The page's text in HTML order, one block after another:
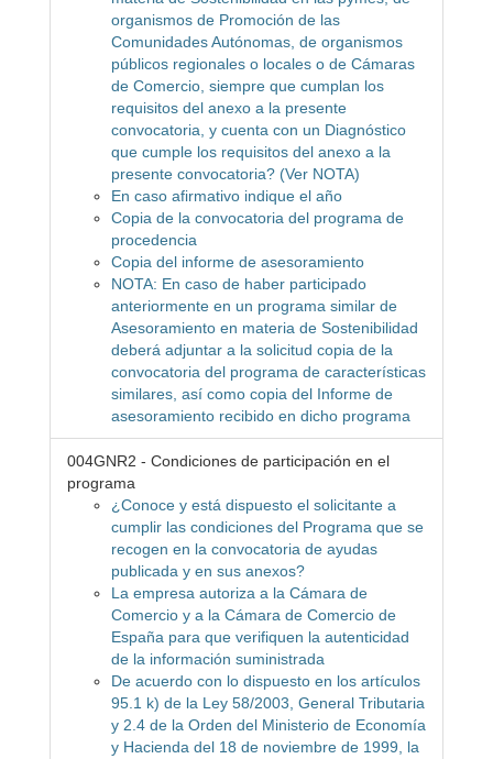
organismos de Promoción de las
Comunidades Autónomas, de organismos
públicos regionales o locales o de Cámaras
de Comercio, siempre que cumplan los
requisitos del anexo a la presente
convocatoria, y cuenta con un Diagnóstico
que cumple los requisitos del anexo a la
presente convocatoria? (Ver NOTA)
En caso afirmativo indique el año
Copia de la convocatoria del programa de
procedencia
Copia del informe de asesoramiento
NOTA: En caso de haber participado
anteriormente en un programa similar de
Asesoramiento en materia de Sostenibilidad
deberá adjuntar a la solicitud copia de la
convocatoria del programa de características
similares, así como copia del Informe de
asesoramiento recibido en dicho programa
004GNR2 - Condiciones de participación en el
programa
¿Conoce y está dispuesto el solicitante a
cumplir las condiciones del Programa que se
recogen en la convocatoria de ayudas
publicada y en sus anexos?
La empresa autoriza a la Cámara de
Comercio y a la Cámara de Comercio de
España para que verifiquen la autenticidad
de la información suministrada
De acuerdo con lo dispuesto en los artículos
95.1 k) de la Ley 58/2003, General Tributaria
y 2.4 de la Orden del Ministerio de Economía
y Hacienda del 18 de noviembre de 1999, la